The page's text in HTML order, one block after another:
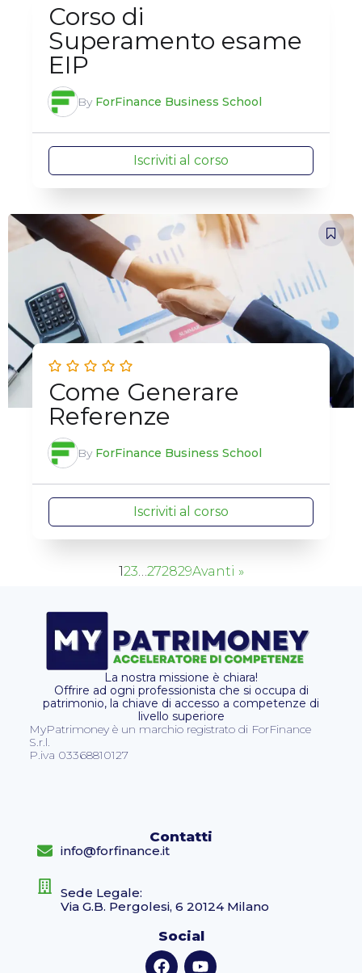
Corso di
Superamento esame
EIP
By ForFinance Business School
Iscriviti al corso
Come Generare
Referenze
By ForFinance Business School
Iscriviti al corso
123…272829Avanti »
La nostra missione è chiara!
Offrire ad ogni professionista che si occupa di
patrimonio, la chiave di accesso a competenze di
livello superiore
MyPatrimoney è un marchio registrato di ForFinance
S.r.l.
P.iva 03368810127
Contatti
info@forfinance.it
Sede Legale:
Via G.B. Pergolesi, 6 20124 Milano
Social